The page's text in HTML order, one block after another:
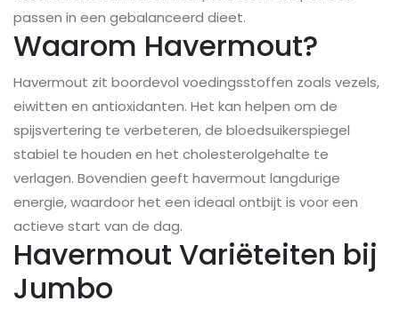
passen in een gebalanceerd dieet.
Waarom Havermout?
Havermout zit boordevol voedingsstoffen zoals vezels,
eiwitten en antioxidanten. Het kan helpen om de
spijsvertering te verbeteren, de bloedsuikerspiegel
stabiel te houden en het cholesterolgehalte te
verlagen. Bovendien geeft havermout langdurige
energie, waardoor het een ideaal ontbijt is voor een
actieve start van de dag.
Havermout Variëteiten bij
Jumbo